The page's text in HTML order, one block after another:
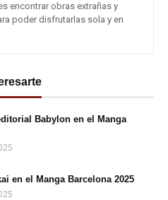
encontrar obras extrañas y
poder disfrutarlas sola y en
Babylon en el Manga
en el Manga Barcelona 2025